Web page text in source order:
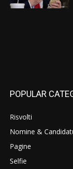
POPULAR
Risvolti
Nomine &
Pagine
Selfie